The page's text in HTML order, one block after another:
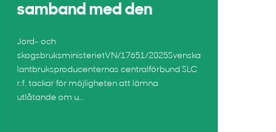
samband med den
Jord- och
skogsbruksministerietVN/17651/2025Svenska
lantbruksproducenternas centralförbund SLC
r.f. tackar för möjligheten att lämna
utlåtande om u...